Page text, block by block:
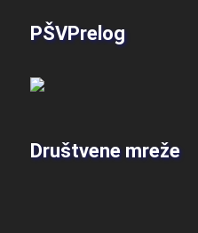
PŠVPrelog
Društvene mreže